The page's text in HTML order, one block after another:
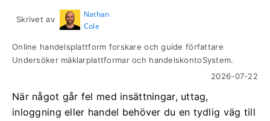
Skrivet av
Nathan
Cole
Online handelsplattform forskare och guide författare
Undersöker mäklarplattformar och handelskontoSystem.
2026-07-22
När något går fel med insättningar, uttag,
inloggning eller handel behöver du en tydlig väg till